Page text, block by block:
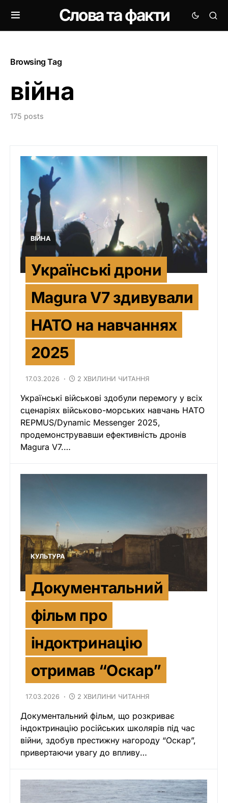
Слова та факти
Browsing Tag
війна
175 posts
ВІЙНА
Українські дрони
Magura V7 здивували
НАТО на навчаннях
2025
17.03.2026 2 ХВИЛИНИ ЧИТАННЯ
Українські військові здобули перемогу у всіх
сценаріях військово-морських навчань НАТО
REPMUS/Dynamic Messenger 2025,
продемонструвавши ефективність дронів
Magura V7.…
КУЛЬТУРА
Документальний
фільм про
індоктринацію
отримав “Оскар”
17.03.2026 2 ХВИЛИНИ ЧИТАННЯ
Документальний фільм, що розкриває
індоктринацію російських школярів під час
війни, здобув престижну нагороду “Оскар”,
привертаючи увагу до впливу…